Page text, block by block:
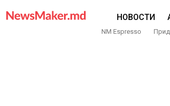
НОВОСТИ
NM Espresso